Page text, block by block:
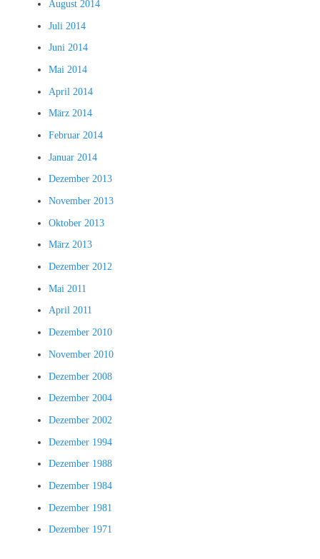
August 2014
Juli 2014
Juni 2014
Mai 2014
April 2014
März 2014
Februar 2014
Januar 2014
Dezember 2013
November 2013
Oktober 2013
März 2013
Dezember 2012
Mai 2011
April 2011
Dezember 2010
November 2010
Dezember 2008
Dezember 2004
Dezember 2002
Dezember 1994
Dezember 1988
Dezember 1984
Dezember 1981
Dezember 1971